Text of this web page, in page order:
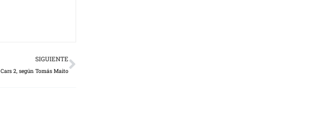
SIGUIENTE
Cars 2, según Tomás Maito
Next